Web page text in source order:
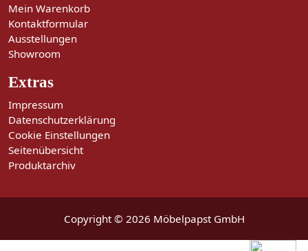
Mein Warenkorb
Kontaktformular
Ausstellungen
Showroom
Extras
Impressum
Datenschutzerklärung
Cookie Einstellungen
Seitenübersicht
Produktarchiv
Copyright © 2026 Möbelpapst GmbH